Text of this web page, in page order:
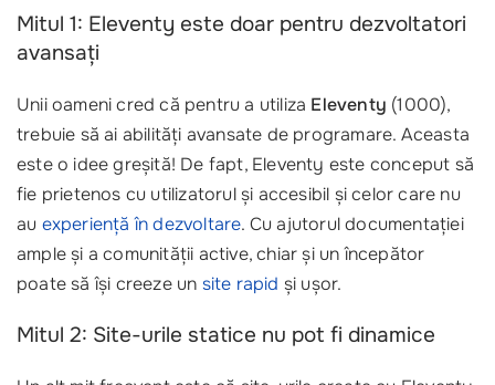
Mitul 1: Eleventy este doar pentru dezvoltatori
avansați
Unii oameni cred că pentru a utiliza Eleventy (1000),
trebuie să ai abilități avansate de programare. Aceasta
este o idee greșită! De fapt, Eleventy este conceput să
fie prietenos cu utilizatorul și accesibil și celor care nu
au experiență în dezvoltare. Cu ajutorul documentației
ample și a comunității active, chiar și un începător
poate să își creeze un site rapid și ușor.
Mitul 2: Site-urile statice nu pot fi dinamice